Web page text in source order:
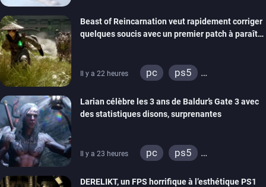
Beast of Reincarnation veut rapidement corriger
quelques soucis avec un premier patch à paraître
Il y a 22 heures pc
ps5
Larian célèbre les 3 ans de Baldur’s Gate 3 avec
des statistiques disons, surprenantes
Il y a 23 heures pc
ps5
DERELIKT, un FPS horrifique à l’esthétique PS1